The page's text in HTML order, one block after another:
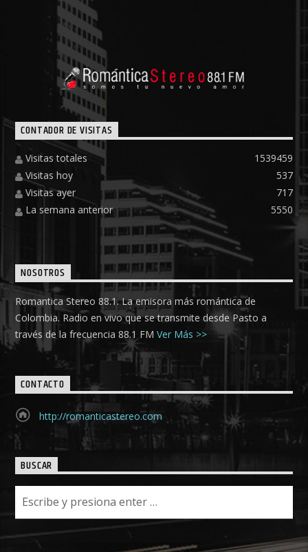
CONTADOR DE VISITAS
1539459
Visitas totales
537
Visitas hoy
717
Visitas ayer
5550
La semana anterior
NOSOTROS
Romantica Stereo 88.1. La emisora más romántica de
Colombia. Radio en vivo que se transmite desde Pasto a
través de la frecuencia 88.1 FMVer Más >>
CONTACTO
http://romanticastereo.com
BUSCAR